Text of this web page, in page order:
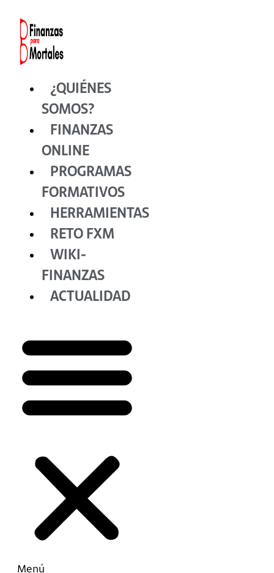
contenido
¿QUIÉNES
SOMOS?
FINANZAS
ONLINE
PROGRAMAS
FORMATIVOS
HERRAMIENTAS
RETO FXM
WIKI-
FINANZAS
ACTUALIDAD
Menú